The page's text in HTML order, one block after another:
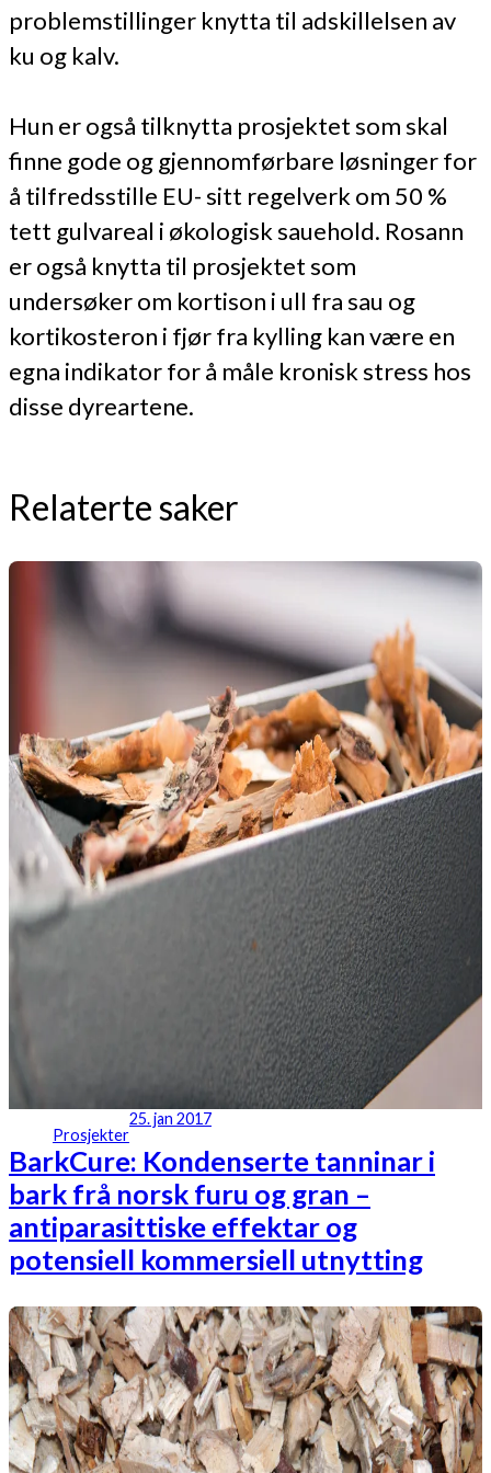
problemstillinger knytta til adskillelsen av
ku og kalv.
Hun er også tilknytta prosjektet som skal
finne gode og gjennomførbare løsninger for
å tilfredsstille EU- sitt regelverk om 50 %
tett gulvareal i økologisk sauehold. Rosann
er også knytta til prosjektet som
undersøker om kortison i ull fra sau og
kortikosteron i fjør fra kylling kan være en
egna indikator for å måle kronisk stress hos
disse dyreartene.
Relaterte saker
Prosjekter
25. jan 2017
BarkCure: Kondenserte tanninar i
bark frå norsk furu og gran –
antiparasittiske effektar og
potensiell kommersiell utnytting